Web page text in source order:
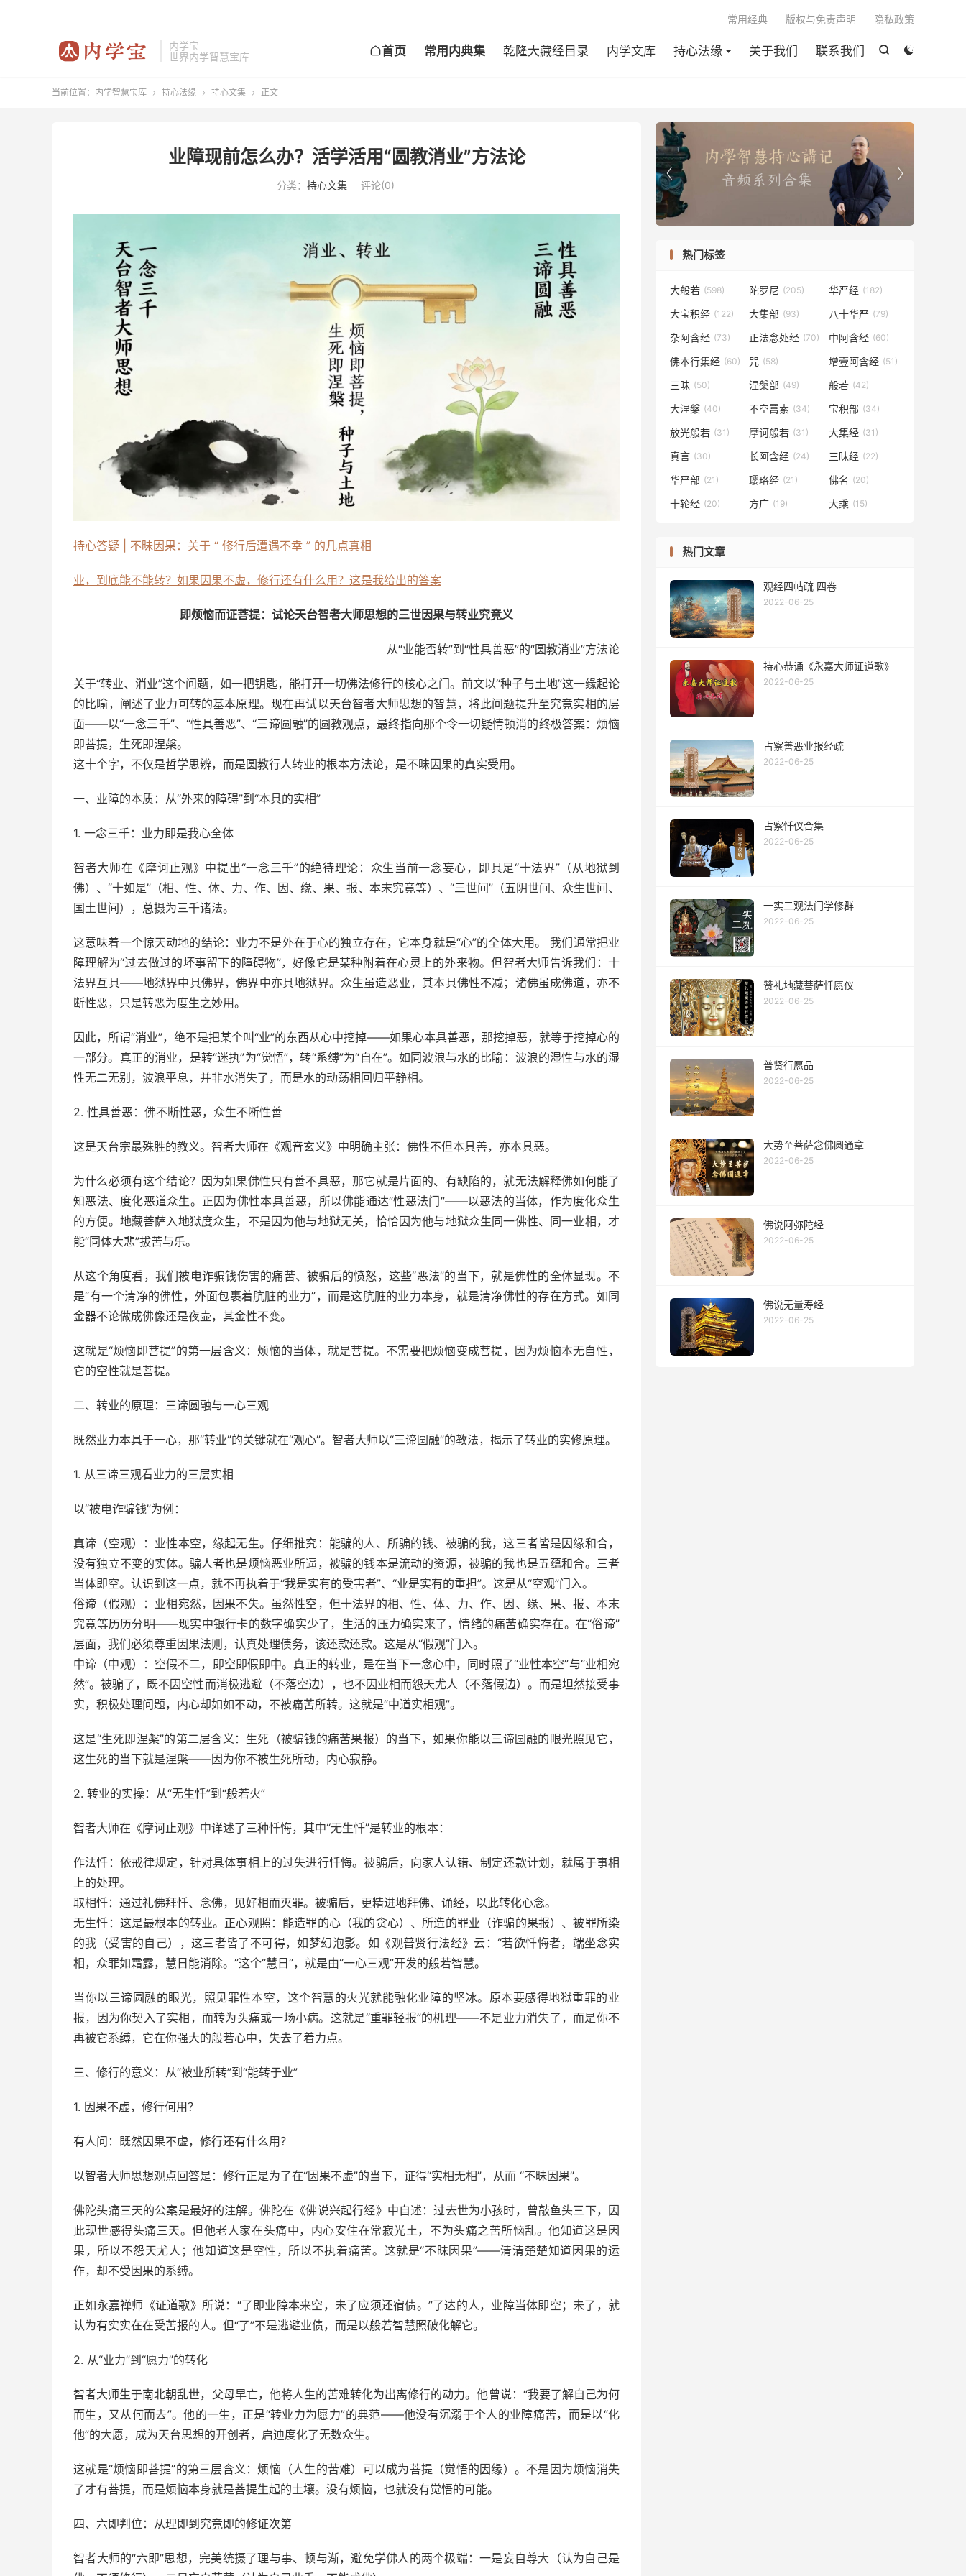
内学宝
世界内学智慧宝库


首页 常用内典集 乾隆大藏经目录 内学文库 持心法缘 关于我们 联系我们
常用经典 版权与免责声明 隐私政策
当前位置： 内学智慧宝库  持心法缘  持心文集  正文
业障现前怎么办？活学活用“圆教消业”方法论
分类： 持心文集 评论(0)
持心答疑 | 不昧因果：关于 “ 修行后遭遇不幸 ” 的几点真相
业，到底能不能转？如果因果不虚，修行还有什么用？这是我给出的答案
即烦恼而证菩提：试论天台智者大师思想的三世因果与转业究竟义
从“业能否转”到“性具善恶”的“圆教消业”方法论
关于“转业、消业”这个问题，如一把钥匙，能打开一切佛法修行的核心之门。前文以“种子与土地”这一缘起论
的比喻，阐述了业力可转的基本原理。现在再试以天台智者大师思想的智慧，将此问题提升至究竟实相的层
面——以“一念三千”、“性具善恶”、“三谛圆融”的圆教观点，最终指向那个令一切疑情顿消的终极答案：烦恼
即菩提，生死即涅槃。
这十个字，不仅是哲学思辨，而是圆教行人转业的根本方法论，是不昧因果的真实受用。
一、业障的本质：从“外来的障碍”到“本具的实相”
1. 一念三千：业力即是我心全体
智者大师在《摩诃止观》中提出“一念三千”的绝待理论：众生当前一念妄心，即具足“十法界”（从地狱到
佛）、“十如是”（相、性、体、力、作、因、缘、果、报、本末究竟等）、“三世间”（五阴世间、众生世间、
国土世间），总摄为三千诸法。
这意味着一个惊天动地的结论：业力不是外在于心的独立存在，它本身就是“心”的全体大用。 我们通常把业
障理解为“过去做过的坏事留下的障碍物”，好像它是某种附着在心灵上的外来物。但智者大师告诉我们：十
法界互具——地狱界中具佛界，佛界中亦具地狱界。众生虽造恶业，其本具佛性不减；诸佛虽成佛道，亦不
断性恶，只是转恶为度生之妙用。
因此，所谓“消业”，绝不是把某个叫“业”的东西从心中挖掉——如果心本具善恶，那挖掉恶，就等于挖掉心的
一部分。真正的消业，是转“迷执”为“觉悟”，转“系缚”为“自在”。如同波浪与水的比喻：波浪的湿性与水的湿
性无二无别，波浪平息，并非水消失了，而是水的动荡相回归平静相。
2. 性具善恶：佛不断性恶，众生不断性善
这是天台宗最殊胜的教义。智者大师在《观音玄义》中明确主张：佛性不但本具善，亦本具恶。
为什么必须有这个结论？因为如果佛性只有善不具恶，那它就是片面的、有缺陷的，就无法解释佛如何能了
知恶法、度化恶道众生。正因为佛性本具善恶，所以佛能通达“性恶法门”——以恶法的当体，作为度化众生
的方便。地藏菩萨入地狱度众生，不是因为他与地狱无关，恰恰因为他与地狱众生同一佛性、同一业相，才
能“同体大悲”拔苦与乐。
从这个角度看，我们被电诈骗钱伤害的痛苦、被骗后的愤怒，这些“恶法”的当下，就是佛性的全体显现。不
是“有一个清净的佛性，外面包裹着肮脏的业力”，而是这肮脏的业力本身，就是清净佛性的存在方式。如同
金器不论做成佛像还是夜壶，其金性不变。
这就是“烦恼即菩提”的第一层含义：烦恼的当体，就是菩提。不需要把烦恼变成菩提，因为烦恼本无自性，
它的空性就是菩提。
二、转业的原理：三谛圆融与一心三观
既然业力本具于一心，那“转业”的关键就在“观心”。智者大师以“三谛圆融”的教法，揭示了转业的实修原理。
1. 从三谛三观看业力的三层实相
以“被电诈骗钱”为例：
真谛（空观）：业性本空，缘起无生。仔细推究：能骗的人、所骗的钱、被骗的我，这三者皆是因缘和合，
没有独立不变的实体。骗人者也是烦恼恶业所逼，被骗的钱本是流动的资源，被骗的我也是五蕴和合。三者
当体即空。认识到这一点，就不再执着于“我是实有的受害者”、“业是实有的重担”。这是从“空观”门入。
俗谛（假观）：业相宛然，因果不失。虽然性空，但十法界的相、性、体、力、作、因、缘、果、报、本末
究竟等历历分明——现实中银行卡的数字确实少了，生活的压力确实来了，情绪的痛苦确实存在。在“俗谛”
层面，我们必须尊重因果法则，认真处理债务，该还款还款。这是从“假观”门入。
中谛（中观）：空假不二，即空即假即中。真正的转业，是在当下一念心中，同时照了“业性本空”与“业相宛
然”。被骗了，既不因空性而消极逃避（不落空边），也不因业相而怨天尤人（不落假边）。而是坦然接受事
实，积极处理问题，内心却如如不动，不被痛苦所转。这就是“中道实相观”。
这是“生死即涅槃”的第二层含义：生死（被骗钱的痛苦果报）的当下，如果你能以三谛圆融的眼光照见它，
这生死的当下就是涅槃——因为你不被生死所动，内心寂静。
2. 转业的实操：从“无生忏”到“般若火”
智者大师在《摩诃止观》中详述了三种忏悔，其中“无生忏”是转业的根本：
作法忏：依戒律规定，针对具体事相上的过失进行忏悔。被骗后，向家人认错、制定还款计划，就属于事相
上的处理。
取相忏：通过礼佛拜忏、念佛，见好相而灭罪。被骗后，更精进地拜佛、诵经，以此转化心念。
无生忏：这是最根本的转业。正心观照：能造罪的心（我的贪心）、所造的罪业（诈骗的果报）、被罪所染
的我（受害的自己），这三者皆了不可得，如梦幻泡影。如《观普贤行法经》云：“若欲忏悔者，端坐念实
相，众罪如霜露，慧日能消除。”这个“慧日”，就是由“一心三观”开发的般若智慧。
当你以三谛圆融的眼光，照见罪性本空，这个智慧的火光就能融化业障的坚冰。原本要感得地狱重罪的业
报，因为你契入了实相，而转为头痛或一场小病。这就是“重罪轻报”的机理——不是业力消失了，而是你不
再被它系缚，它在你强大的般若心中，失去了着力点。
三、修行的意义：从“被业所转”到“能转于业”
1. 因果不虚，修行何用？
有人问：既然因果不虚，修行还有什么用？
以智者大师思想观点回答是：修行正是为了在“因果不虚”的当下，证得“实相无相”，从而 “不昧因果”。
佛陀头痛三天的公案是最好的注解。佛陀在《佛说兴起行经》中自述：过去世为小孩时，曾敲鱼头三下，因
此现世感得头痛三天。但他老人家在头痛中，内心安住在常寂光土，不为头痛之苦所恼乱。他知道这是因
果，所以不怨天尤人；他知道这是空性，所以不执着痛苦。这就是“不昧因果”——清清楚楚知道因果的运
作，却不受因果的系缚。
正如永嘉禅师《证道歌》所说：“了即业障本来空，未了应须还宿债。”了达的人，业障当体即空；未了，就
认为有实实在在受苦报的人。但“了”不是逃避业债，而是以般若智慧照破化解它。
2. 从“业力”到“愿力”的转化
智者大师生于南北朝乱世，父母早亡，他将人生的苦难转化为出离修行的动力。他曾说：“我要了解自己为何
而生，又从何而去”。他的一生，正是“转业力为愿力”的典范——他没有沉溺于个人的业障痛苦，而是以“化
他”的大愿，成为天台思想的开创者，启迪度化了无数众生。
这就是“烦恼即菩提”的第三层含义：烦恼（人生的苦难）可以成为菩提（觉悟的因缘）。不是因为烦恼消失
了才有菩提，而是烦恼本身就是菩提生起的土壤。没有烦恼，也就没有觉悟的可能。
四、六即判位：从理即到究竟即的修证次第
智者大师的“六即”思想，完美统摄了理与事、顿与渐，避免学佛人的两个极端：一是妄自尊大（认为自己是


热门标签
大般若 (598) 陀罗尼 (205) 华严经 (182)
大宝积经 (122) 大集部 (93) 八十华严 (79)
杂阿含经 (73) 正法念处经 (70) 中阿含经 (60)
佛本行集经 (60) 咒 (58) 增壹阿含经 (51)
三昧 (50) 涅槃部 (49) 般若 (42)
大涅槃 (40) 不空罥索 (34) 宝积部 (34)
放光般若 (31) 摩诃般若 (31) 大集经 (31)
真言 (30) 长阿含经 (24) 三昧经 (22)
华严部 (21) 璎珞经 (21) 佛名 (20)
十轮经 (20) 方广 (19) 大乘 (15)
热门文章
观经四帖疏 四卷
2022-06-25
持心恭诵《永嘉大师证道歌》
2022-06-25
占察善恶业报经疏
2022-06-25
占察忏仪合集
2022-06-25
一实二观法门学修群
2022-06-25
赞礼地藏菩萨忏愿仪
2022-06-25
普贤行愿品
2022-06-25
大势至菩萨念佛圆通章
2022-06-25
佛说阿弥陀经
2022-06-25
佛说无量寿经
2022-06-25